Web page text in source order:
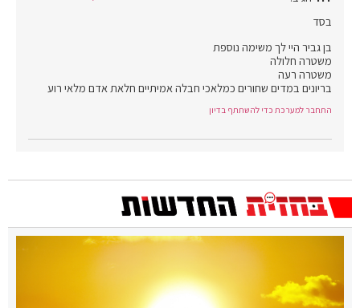
בסד
בן גביר היי לך משימה נוספת
משטרה חלולה
משטרה רעה
בריונים במדים שחורים כמלאכי חבלה אמיתיים חלאת אדם מלאי רוע
התחבר למערכת כדי להשתתף בדיון